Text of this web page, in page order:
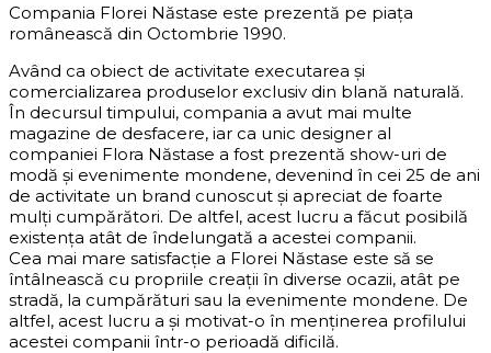
Compania Florei Năstase este prezentă pe piața
românească din Octombrie 1990.
Având ca obiect de activitate executarea și
comercializarea produselor exclusiv din blană naturală.
În decursul timpului, compania a avut mai multe
magazine de desfacere, iar ca unic designer al
companiei Flora Năstase a fost prezentă show-uri de
modă și evenimente mondene, devenind în cei 25 de ani
de activitate un brand cunoscut și apreciat de foarte
mulți cumpărători. De altfel, acest lucru a făcut posibilă
existența atât de îndelungată a acestei companii.
Cea mai mare satisfacție a Florei Năstase este să se
întâlnească cu propriile creații în diverse ocazii, atât pe
stradă, la cumpărături sau la evenimente mondene. De
altfel, acest lucru a și motivat-o în menținerea profilului
acestei companii într-o perioadă dificilă.